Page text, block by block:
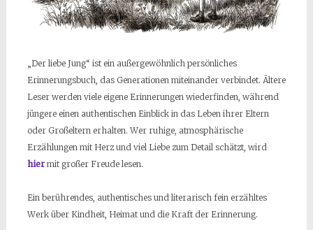
„Der liebe Jung“ ist ein außergewöhnlich persönliches
Erinnerungsbuch, das Generationen miteinander verbindet. Ältere
Leser werden viele eigene Erinnerungen wiederfinden, während
jüngere einen authentischen Einblick in das Leben ihrer Eltern
oder Großeltern erhalten. Wer ruhige, atmosphärische
Erzählungen mit Herz und viel Liebe zum Detail schätzt, wird
hiermit großer Freude lesen.
Ein berührendes, authentisches und literarisch fein erzähltes
Werk über Kindheit, Heimat und die Kraft der Erinnerung.